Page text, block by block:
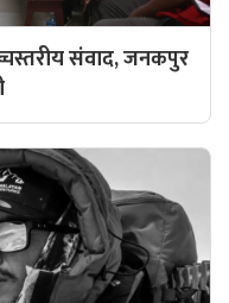
संवाद, जनकपुर